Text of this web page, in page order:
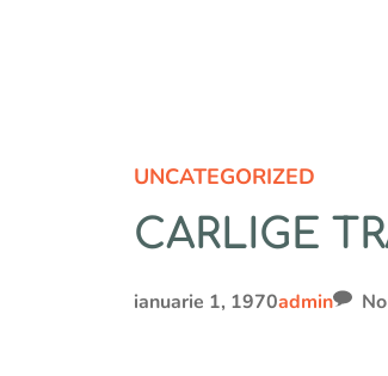
UNCATEGORIZED
CARLIGE
ianuarie 1, 1970admin